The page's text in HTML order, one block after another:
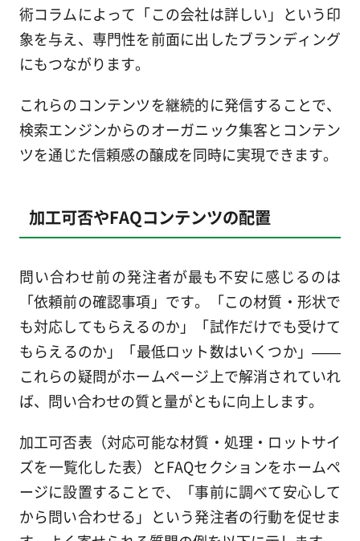
術コラムによって「この会社は詳しい」という印
象を与え、専門性を前面に出したブランディング
にもつながります。
これらのコンテンツを継続的に発信することで、
検索エンジンからのオーガニック集客とコンテン
ツを通じた信頼感の醸成を同時に実現できます。
加工可否やFAQコンテンツの配置
問い合わせ前の発注者が最も不安に感じるのは
「依頼前の確認事項」です。「この材質・形状で
も対応してもらえるのか」「試作だけでも受けて
もらえるのか」「最低ロット数はいくつか」——
これらの疑問がホームページ上で解消されていれ
ば、問い合わせの質と量がともに向上します。
加工可否表（対応可能な材質・処理・ロットサイ
ズを一覧化した表）とFAQセクションをホームペ
ージに設置することで、「事前に調べて安心して
から問い合わせる」という発注者の行動を促せま